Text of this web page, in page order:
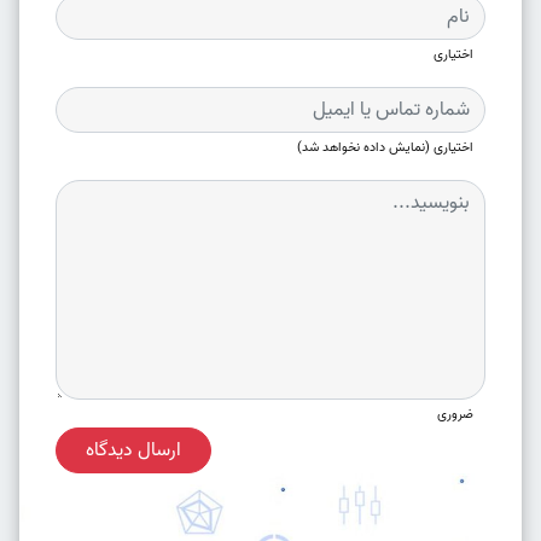
اختیاری
اختیاری (نمایش داده نخواهد شد)
ضروری
ارسال دیدگاه